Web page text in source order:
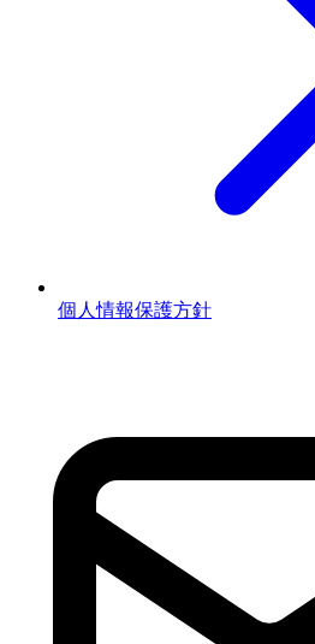
個人情報保護方針